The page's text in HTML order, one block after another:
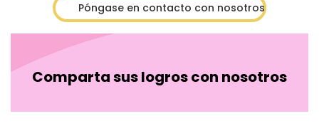
Póngase en contacto con nosotros
Comparta sus logros con nosotros